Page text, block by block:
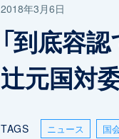
2018年3月6日
「到底容
辻元国対
TAGS ニュース 国